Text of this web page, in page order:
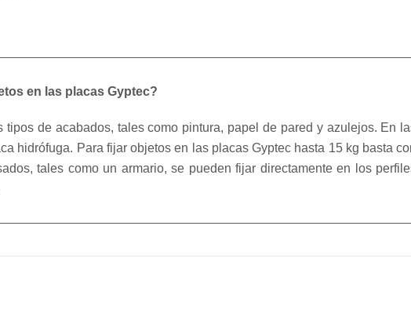
en las placas Gyptec?
de acabados, tales como pintura, papel de pared y azulejos. En
hidrófuga. Para fijar objetos en las placas Gyptec hasta 15 kg basta
tales como un armario, se pueden fijar directamente en los